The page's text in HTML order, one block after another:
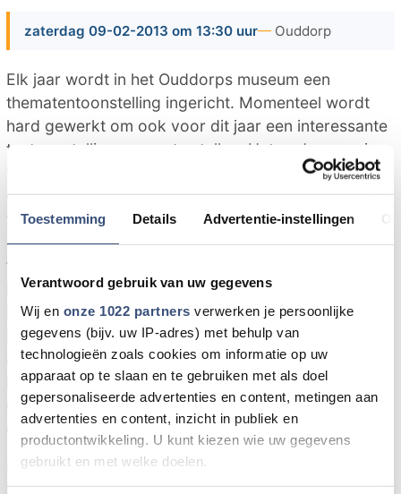
Toestemming Details Advertentie-instellingen
Verantwoord gebruik van uw gegevens
Wij en onze 1022 partners verwerken je persoonlijke
gegevens (bijv. uw IP-adres) met behulp van
technologieën zoals cookies om informatie op uw
apparaat op te slaan en te gebruiken met als doel
gepersonaliseerde advertenties en content, metingen aan
advertenties en content, inzicht in publiek en
productontwikkeling. U kunt kiezen wie uw gegevens
gebruikt en met welke doelen.
zaterdag 09-02-2013 om 13:30 uur Ouddorp
Elk jaar wordt in het Ouddorps museum een
thematentoonstelling ingericht. Momenteel wordt
hard gewerkt om ook voor dit jaar een interessante
tentoonstelling samen te stellen. Het onderwerp is
"Ouddorpers in den vreemde". In het verleden is een
groot aantal Ouddorpers geëmigreerd naar allerlei
verre streken: Noord-Amerika, Canada, Zuid-Afrika
en Nieuw-Zeeland. De samenstellers van de
tentoonstelling zoeken beelden of ervaringen om
het een en ander uit te kunnen beelden en te
illustreren. Daarom deze oproep: mocht u in het
bezit zijn van foto's, brieven, kaarten, verhalen en
andere zaken die met dit onderwerp te maken
hebben, of u deze dan beschikbaar wilt stellen voor
de tentoonstelling. Het betreft dus alleen
emigranten uit Ouddorp.
Mocht u hiermee kunnen helpen, dan bent u van